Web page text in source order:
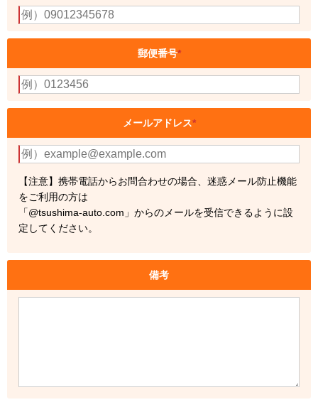
郵便番号*
メールアドレス*
【注意】携帯電話からお問合わせの場合、迷惑メール防止機能
をご利用の方は
「@tsushima-auto.com」からのメールを受信できるように設
定してください。
備考